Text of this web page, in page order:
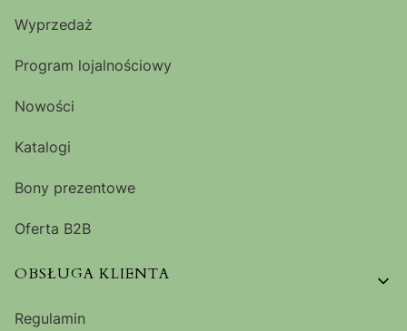
Wyprzedaż
Program lojalnościowy
Nowości
Katalogi
Bony prezentowe
Oferta B2B
OBSŁUGA KLIENTA
Regulamin